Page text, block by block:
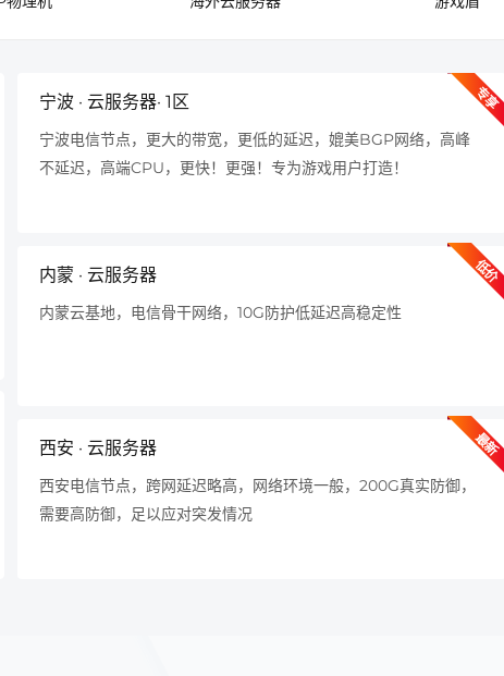
专享
宁波 · 云服务器· 1区
宁波电信节点，更大的带宽，更低的延迟，媲美BGP网络，高峰
不延迟，高端CPU，更快！更强！专为游戏用户打造！
低价
内蒙 · 云服务器
内蒙云基地，电信骨干网络，10G防护低延迟高稳定性
最新
西安 · 云服务器
西安电信节点，跨网延迟略高，网络环境一般，200G真实防御，
需要高防御，足以应对突发情况